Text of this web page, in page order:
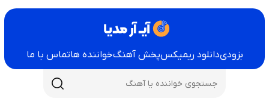
بزودیدانلود ریمیکسپخش آهنگخواننده هاتماس با ما